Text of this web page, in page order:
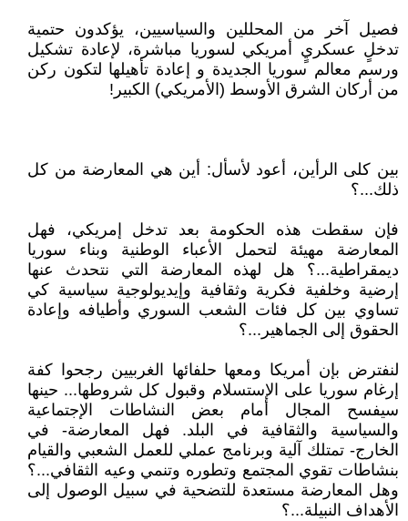
فصيل آخر من المحللين والسياسيين، يؤكدون حتمية
تدخلٍ عسكريٍ أمريكي لسوريا مباشرة، لإعادة تشكيل
ورسم معالم سوريا الجديدة و إعادة تأهيلها لتكون ركن
من أركان الشرق الأوسط (الأمريكي) الكبير!
بين كلى الرأين، أعود لأسأل: أين هي المعارضة من كل
ذلك...؟
فإن سقطت هذه الحكومة بعد تدخل إمريكي، فهل
المعارضة مهيئة لتحمل الأعباء الوطنية وبناء سوريا
ديمقراطية...؟ هل لهذه المعارضة التي نتحدث عنها
إرضية وخلفية فكرية وثقافية وإيديولوجية سياسية كي
تساوي بين كل فئات الشعب السوري وأطيافه وإعادة
الحقوق إلى الجماهير...؟
لنفترض بإن أمريكا ومعها حلفائها الغربيين رجحوا كفة
إرغام سوريا على الإستسلام وقبول كل شروطها... حينها
سيفسح المجال أمام بعض النشاطات الإجتماعية
والسياسية والثقافية في البلد. فهل المعارضة- في
الخارج- تمتلك آلية وبرنامج عملي للعمل الشعبي والقيام
بنشاطات تقوي المجتمع وتطوره وتنمي وعيه الثقافي...؟
وهل المعارضة مستعدة للتضحية في سبيل الوصول إلى
الأهداف النبيلة...؟